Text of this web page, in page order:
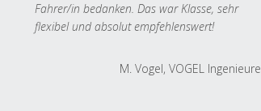
Fahrer/in bedanken. Das war Klasse, sehr
flexibel und absolut empfehlenswert!
M. Vogel, VOGEL Ingenieure